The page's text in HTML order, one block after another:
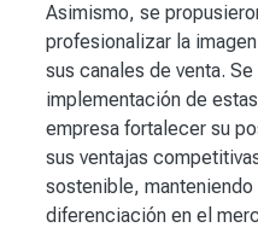
Asimismo, se
profesionalizar la
sus canales de venta.
implementación de
empresa fortalecer su
sus ventajas
sostenible,
diferenciación en el